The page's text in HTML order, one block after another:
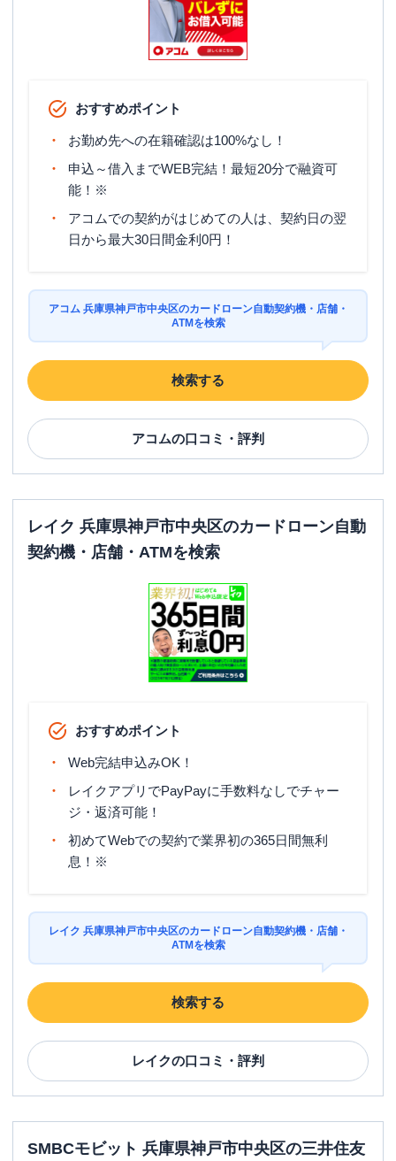
おすすめポイント
お勤め先への在籍確認は100%なし！
申込～借入までWEB完結！最短20分で融資可
能！※
アコムでの契約がはじめての人は、契約日の翌
日から最大30日間金利0円！
アコム 兵庫県神戸市中央区のカードローン自動契約機・店舗・
ATMを検索
検索する
アコムの口コミ・評判
レイク 兵庫県神戸市中央区のカードローン自動
契約機・店舗・ATMを検索
おすすめポイント
Web完結申込みOK！
レイクアプリでPayPayに手数料なしでチャー
ジ・返済可能！
初めてWebでの契約で業界初の365日間無利
息！※
レイク 兵庫県神戸市中央区のカードローン自動契約機・店舗・
ATMを検索
検索する
レイクの口コミ・評判
SMBCモビット 兵庫県神戸市中央区の三井住友